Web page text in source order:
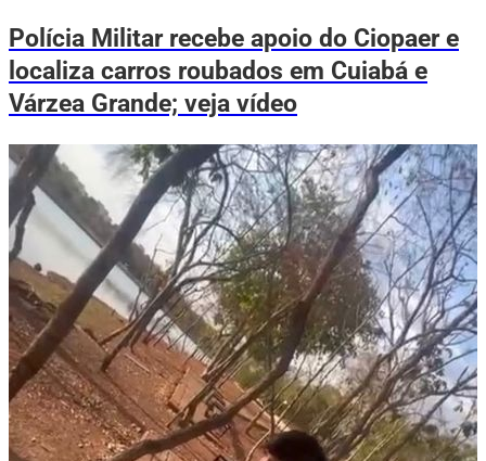
Polícia Militar recebe apoio do Ciopaer e
localiza carros roubados em Cuiabá e
Várzea Grande; veja vídeo